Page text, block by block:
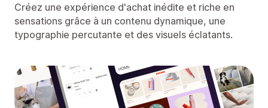
Créez une expérience d'achat inédite et riche en
sensations grâce à un contenu dynamique, une
typographie percutante et des visuels éclatants.